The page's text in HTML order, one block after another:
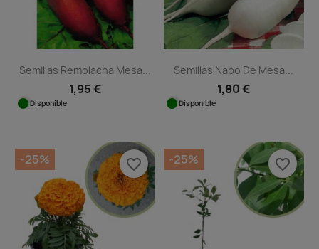
Semillas Remolacha Mesa...
1,95 €
Disponible
Semillas Nabo De Mesa...
1,80 €
Disponible
-25% favorite_border -25% favorite_border